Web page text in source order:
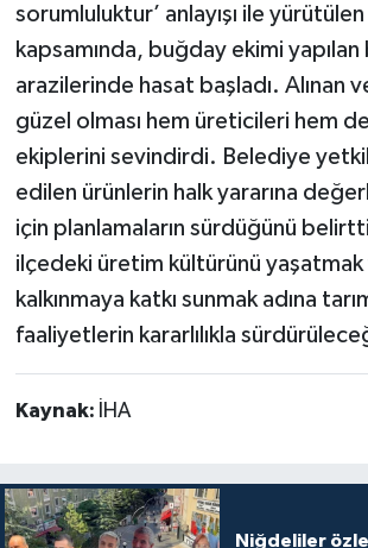
sorumluluktur’ anlayışı ile yürütülen
kapsamında, buğday ekimi
arazilerinde hasat başladı. Alınan
güzel olması hem üreticileri hem
ekiplerini sevindirdi. Belediye
edilen ürünlerin halk yararına
için planlamaların sürdüğünü
ilçedeki üretim kültürünü yaşatmak
kalkınmaya katkı sunmak adına
faaliyetlerin kararlılıkla
Kaynak: İHA
Niğdeliler